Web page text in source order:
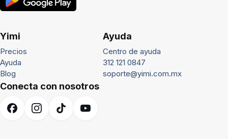
Yimi
Precios
Ayuda
Blog
Ayuda
Centro de ayuda
312 121 0847
soporte@yimi.com.mx
Conecta con nosotros